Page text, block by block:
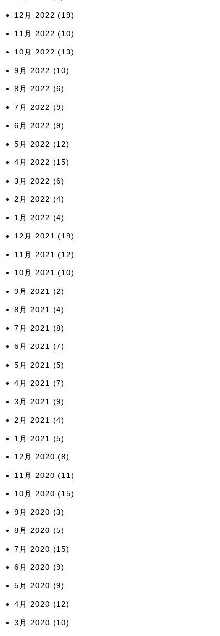
12月 2022 (19)
11月 2022 (10)
10月 2022 (13)
9月 2022 (10)
8月 2022 (6)
7月 2022 (9)
6月 2022 (9)
5月 2022 (12)
4月 2022 (15)
3月 2022 (6)
2月 2022 (4)
1月 2022 (4)
12月 2021 (19)
11月 2021 (12)
10月 2021 (10)
9月 2021 (2)
8月 2021 (4)
7月 2021 (8)
6月 2021 (7)
5月 2021 (5)
4月 2021 (7)
3月 2021 (9)
2月 2021 (4)
1月 2021 (5)
12月 2020 (8)
11月 2020 (11)
10月 2020 (15)
9月 2020 (3)
8月 2020 (5)
7月 2020 (15)
6月 2020 (9)
5月 2020 (9)
4月 2020 (12)
3月 2020 (10)